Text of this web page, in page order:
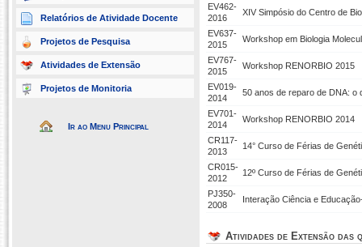
Relatórios de Atividade Docente
Projetos de Pesquisa
Atividades de Extensão
Projetos de Monitoria
Ir ao Menu Principal
EV462-
2016
XIV Simpósio do Centro de
EV637-
2015
Workshop em Biologia
EV767-
2015
Workshop RENORBIO 2015
EV019-
2014
50 anos de reparo de DNA: o
EV701-
2014
Workshop RENORBIO 2014
CR117-
2013
14° Curso de Férias de
CR015-
2012
12º Curso de Férias de
PJ350-
2008
Interação Ciência e
Atividades de Extensão das